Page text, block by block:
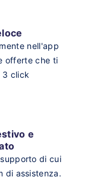
nell'app
offerte che ti
3 click
e
di cui
di assistenza.